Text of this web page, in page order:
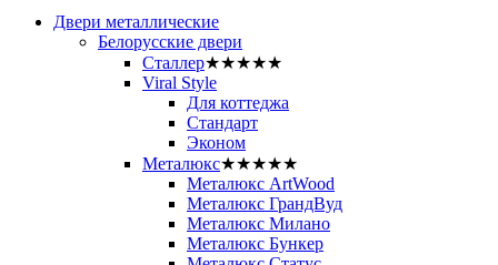
Двери металлические
Белорусские двери
Сталлер★★★★★
Viral Style
Для коттеджа
Стандарт
Эконом
Металюкс★★★★★
Металюкс ArtWood
Металюкс ГрандВуд
Металюкс Милано
Металюкс Бункер